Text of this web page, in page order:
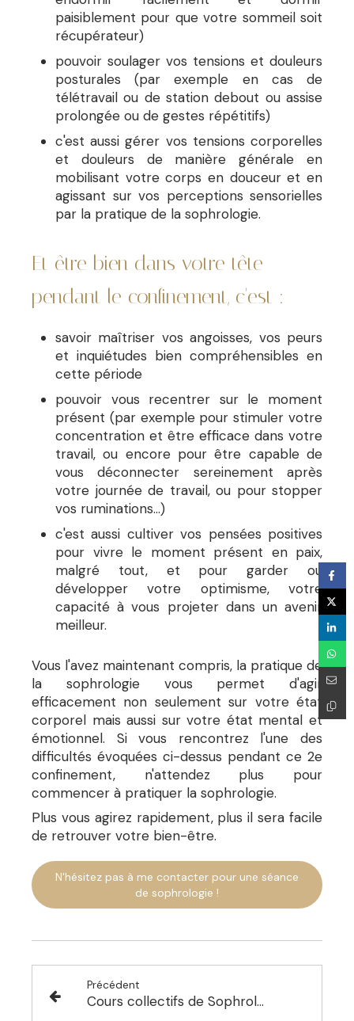
paisiblement pour que votre sommeil soit
récupérateur)
pouvoir soulager vos tensions et douleurs
posturales (par exemple en cas de
télétravail ou de station debout ou assise
prolongée ou de gestes répétitifs)
c'est aussi gérer vos tensions corporelles
et douleurs de manière générale en
mobilisant votre corps en douceur et en
agissant sur vos perceptions sensorielles
par la pratique de la sophrologie.
Et être bien dans votre tête
pendant le confinement, c'est :
savoir maîtriser vos angoisses, vos peurs
et inquiétudes bien compréhensibles en
cette période
pouvoir vous recentrer sur le moment
présent (par exemple pour stimuler votre
concentration et être efficace dans votre
travail, ou encore pour être capable de
vous déconnecter sereinement après
votre journée de travail, ou pour stopper
vos ruminations...)
c'est aussi cultiver vos pensées positives
pour vivre le moment présent en paix,
malgré tout, et pour garder ou
développer votre optimisme, votre
capacité à vous projeter dans un avenir
meilleur.
Vous l'avez maintenant compris, la pratique de
la sophrologie vous permet d'agir
efficacement non seulement sur votre état
corporel mais aussi sur votre état mental et
émotionnel. Si vous rencontrez l'une des
difficultés évoquées ci-dessus pendant ce 2e
confinement, n'attendez plus pour
commencer à pratiquer la sophrologie.
Plus vous agirez rapidement, plus il sera facile
de retrouver votre bien-être.
N'hésitez pas à me contacter pour une séance
de sophrologie !
Précédent
Cours collectifs de Sophrologie au club "Yoga 6 bis" à Saint-Germain-en-Laye